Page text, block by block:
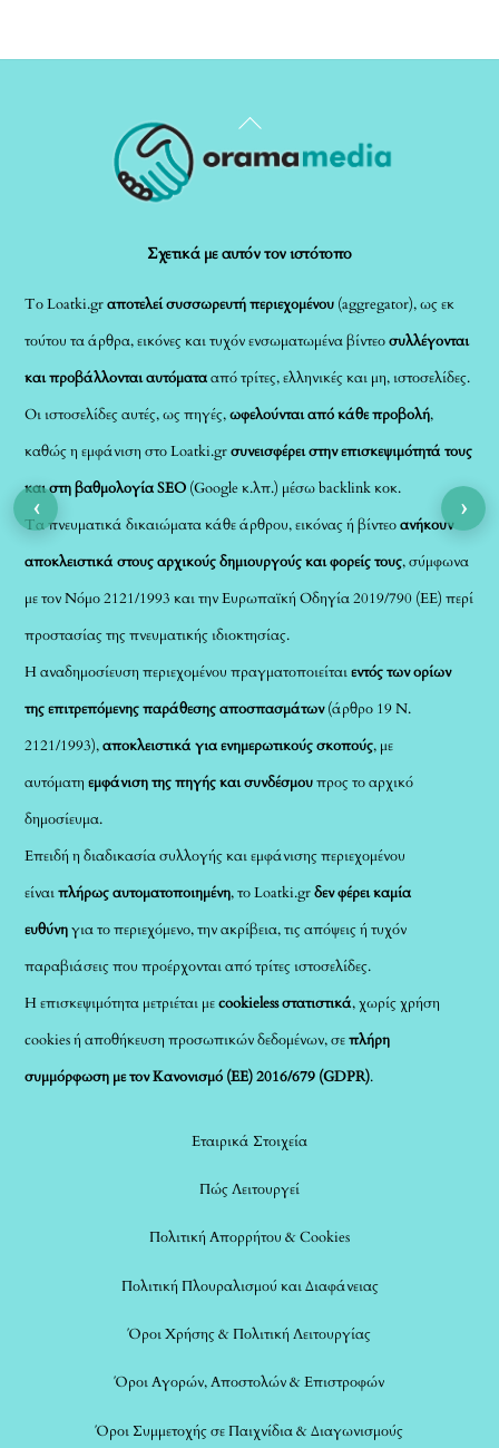
Back
To
Σχετικά με αυτόν τον ιστότοπο
Το Loatki.grαποτελεί συσσωρευτή περιεχομένου (aggregator), ως εκ
τούτου τα άρθρα, εικόνες και τυχόν ενσωματωμένα βίντεοσυλλέγονται
και προβάλλονται αυτόματααπό τρίτες, ελληνικές και μη, ιστοσελίδες.
Οι ιστοσελίδες αυτές, ως πηγές,ωφελούνται από κάθε προβολή,
καθώς η εμφάνιση στο Loatki.grσυνεισφέρει στην επισκεψιμότητά τους
και στη βαθμολογία SEO (Google κ.λπ.) μέσω backlink κοκ.
Τα πνευματικά δικαιώματα κάθε άρθρου, εικόνας ή βίντεοανήκουν
αποκλειστικά στους αρχικούς δημιουργούς και φορείς τους, σύμφωνα
με τον Νόμο 2121/1993 και την Ευρωπαϊκή Οδηγία 2019/790 (ΕΕ) περί
προστασίας της πνευματικής ιδιοκτησίας.
Η αναδημοσίευση περιεχομένου πραγματοποιείταιεντός των ορίων
της επιτρεπόμενης παράθεσης αποσπασμάτων(άρθρο 19 Ν.
2121/1993),αποκλειστικά για ενημερωτικούς σκοπούς, με
αυτόματηεμφάνιση της πηγής και συνδέσμουπρος το αρχικό
δημοσίευμα.
Επειδή η διαδικασία συλλογής και εμφάνισης περιεχομένου
είναιπλήρως αυτοματοποιημένη, το Loatki.grδεν φέρει καμία
ευθύνηγια το περιεχόμενο, την ακρίβεια, τις απόψεις ή τυχόν
παραβιάσεις που προέρχονται από τρίτες ιστοσελίδες.
Η επισκεψιμότητα μετριέται μεcookieless στατιστικά, χωρίς χρήση
cookies ή αποθήκευση προσωπικών δεδομένων, σεπλήρη
συμμόρφωση με τον Κανονισμό (ΕΕ) 2016/679 (GDPR).
Εταιρικά Στοιχεία
Πώς Λειτουργεί
Πολιτική Απορρήτου & Cookies
Πολιτική Πλουραλισμού και Διαφάνειας
Όροι Χρήσης & Πολιτική Λειτουργίας
Όροι Αγορών, Αποστολών & Επιστροφών
Όροι Συμμετοχής σε Παιχνίδια & Διαγωνισμούς
‹ ›